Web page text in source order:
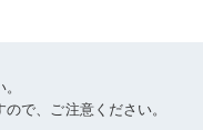
で、ご注意ください。